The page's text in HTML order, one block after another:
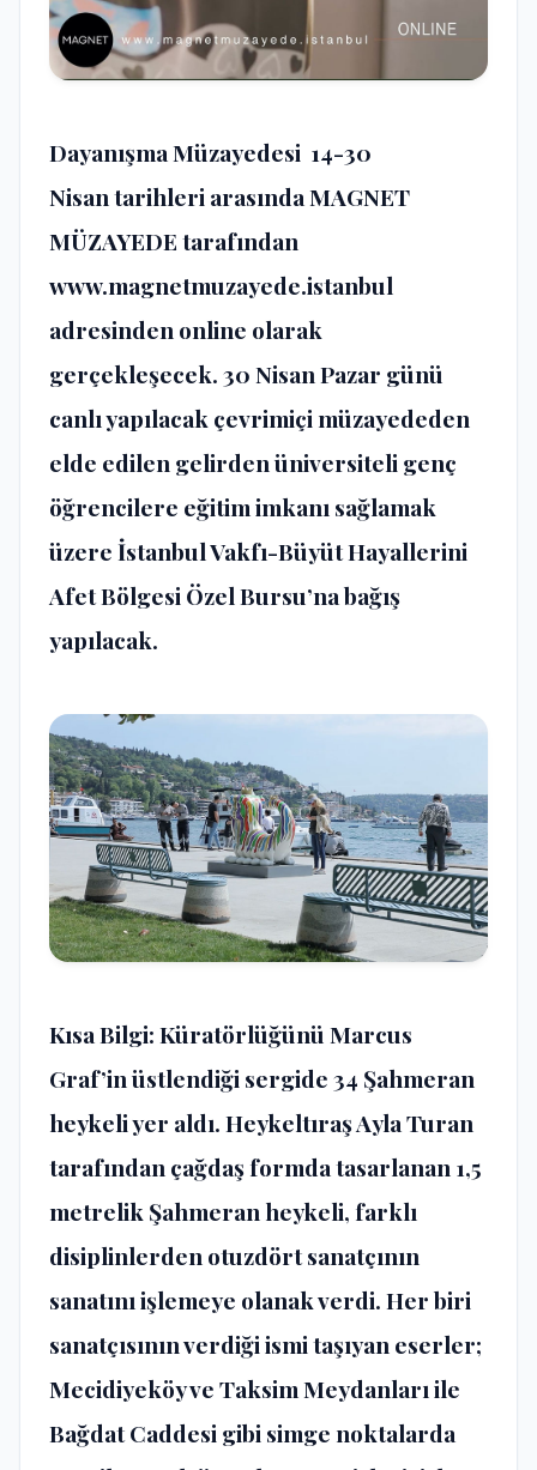
Dayanışma Müzayedesi 14-30
Nisantarihleri arasındaMAGNET
MÜZAYEDEtarafından
www.magnetmuzayede.istanbul
adresinden online olarak
gerçekleşecek. 30 Nisan Pazar günü
canlı yapılacak çevrimiçi müzayededen
elde edilen gelirden üniversiteli genç
öğrencilere eğitim imkanı sağlamak
üzereİstanbul Vakfı-Büyüt Hayallerini
Afet Bölgesi Özel Bursu’na bağış
yapılacak.
Kısa Bilgi: Küratörlüğünü Marcus
Graf’in üstlendiği sergide 34 Şahmeran
heykeli yer aldı. Heykeltıraş Ayla Turan
tarafından çağdaş formda tasarlanan 1,5
metrelik Şahmeran heykeli, farklı
disiplinlerden otuzdört sanatçının
sanatını işlemeye olanak verdi. Her biri
sanatçısının verdiği ismi taşıyan eserler;
Mecidiyeköy ve Taksim Meydanları ile
Bağdat Caddesi gibi simge noktalarda